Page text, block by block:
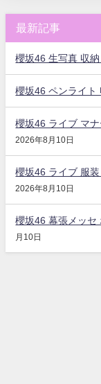
最新記事
櫻坂46 生写真 収
櫻坂46 ペンライト
櫻坂46 ライブ マ
2026年8月10日
櫻坂46 ライブ 服
2026年8月10日
櫻坂46 幕張メッセ
月10日